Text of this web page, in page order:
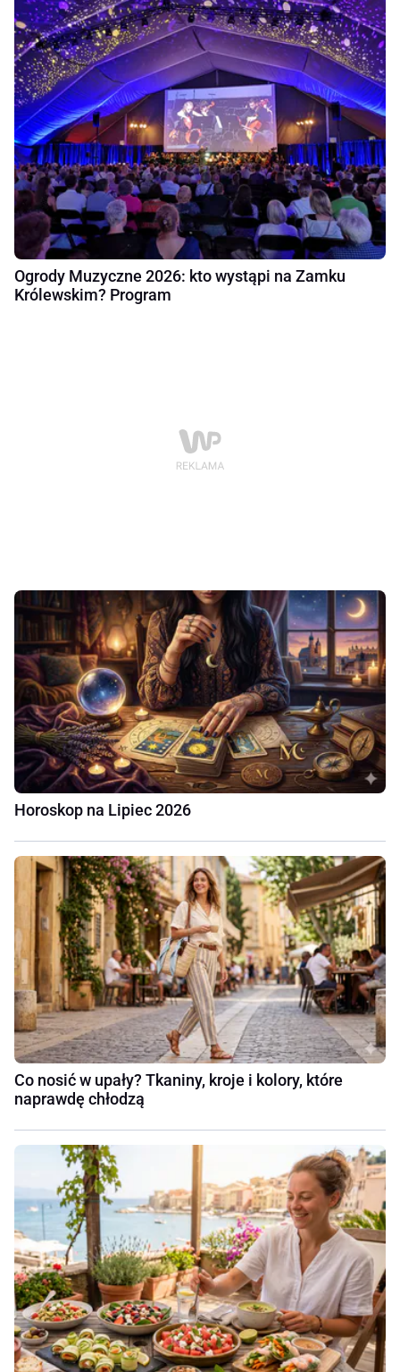
Ogrody Muzyczne 2026: kto wystąpi na Zamku
Królewskim? Program
Horoskop na Lipiec 2026
Co nosić w upały? Tkaniny, kroje i kolory, które
naprawdę chłodzą